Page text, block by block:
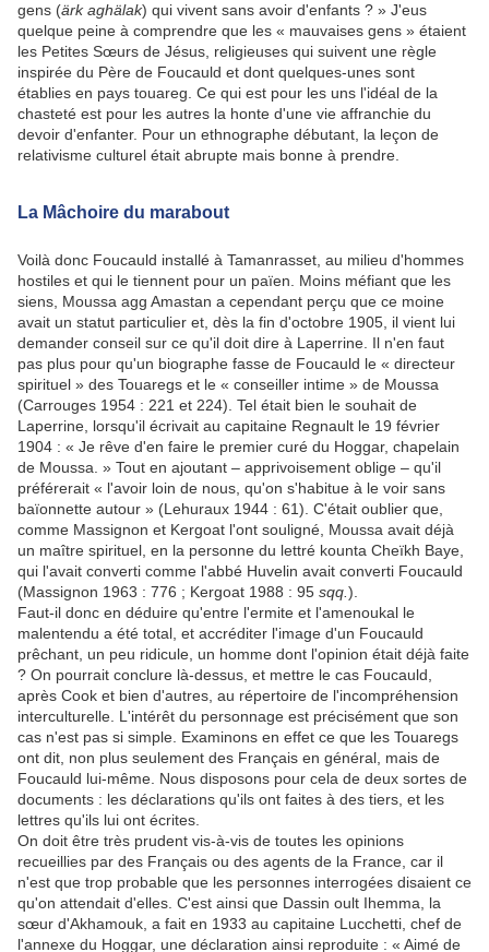
gens (ärk aghälak) qui vivent sans avoir d'enfants ? » J'eus
quelque peine à comprendre que les « mauvaises gens » étaient
les Petites Sœurs de Jésus, religieuses qui suivent une règle
inspirée du Père de Foucauld et dont quelques-unes sont
établies en pays touareg. Ce qui est pour les uns l'idéal de la
chasteté est pour les autres la honte d'une vie affranchie du
devoir d'enfanter. Pour un ethnographe débutant, la leçon de
relativisme culturel était abrupte mais bonne à prendre.
La Mâchoire du marabout
Voilà donc Foucauld installé à Tamanrasset, au milieu d'hommes
hostiles et qui le tiennent pour un païen. Moins méfiant que les
siens, Moussa agg Amastan a cependant perçu que ce moine
avait un statut particulier et, dès la fin d'octobre 1905, il vient lui
demander conseil sur ce qu'il doit dire à Laperrine. Il n'en faut
pas plus pour qu'un biographe fasse de Foucauld le « directeur
spirituel » des Touaregs et le « conseiller intime » de Moussa
(Carrouges 1954 : 221 et 224). Tel était bien le souhait de
Laperrine, lorsqu'il écrivait au capitaine Regnault le 19 février
1904 : « Je rêve d'en faire le premier curé du Hoggar, chapelain
de Moussa. » Tout en ajoutant – apprivoisement oblige – qu'il
préférerait « l'avoir loin de nous, qu'on s'habitue à le voir sans
baïonnette autour » (Lehuraux 1944 : 61). C'était oublier que,
comme Massignon et Kergoat l'ont souligné, Moussa avait déjà
un maître spirituel, en la personne du lettré kounta Cheïkh Baye,
qui l'avait converti comme l'abbé Huvelin avait converti Foucauld
(Massignon 1963 : 776 ; Kergoat 1988 : 95 sqq. ).
Faut-il donc en déduire qu'entre l'ermite et l'amenoukal le
malentendu a été total, et accréditer l'image d'un Foucauld
prêchant, un peu ridicule, un homme dont l'opinion était déjà faite
? On pourrait conclure là-dessus, et mettre le cas Foucauld,
après Cook et bien d'autres, au répertoire de l'incompréhension
interculturelle. L'intérêt du personnage est précisément que son
cas n'est pas si simple. Examinons en effet ce que les Touaregs
ont dit, non plus seulement des Français en général, mais de
Foucauld lui-même. Nous disposons pour cela de deux sortes de
documents : les déclarations qu'ils ont faites à des tiers, et les
lettres qu'ils lui ont écrites.
On doit être très prudent vis-à-vis de toutes les opinions
recueillies par des Français ou des agents de la France, car il
n'est que trop probable que les personnes interrogées disaient ce
qu'on attendait d'elles. C'est ainsi que Dassin oult Ihemma, la
sœur d'Akhamouk, a fait en 1933 au capitaine Lucchetti, chef de
l'annexe du Hoggar, une déclaration ainsi reproduite : « Aimé de